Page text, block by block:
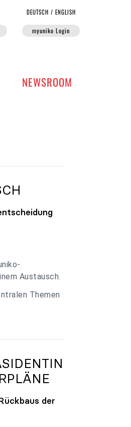
DEUTSCH /ENGLISH
myuniko Login
NEWSROOM
Austausch.
Themen
der